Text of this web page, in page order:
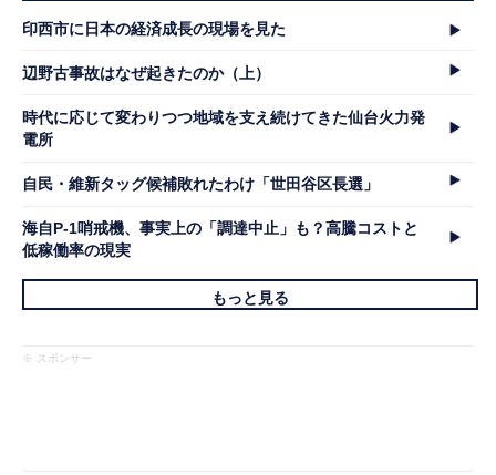
印西市に日本の経済成長の現場を見た
辺野古事故はなぜ起きたのか（上）
時代に応じて変わりつつ地域を支え続けてきた仙台火力発
電所
自民・維新タッグ候補敗れたわけ「世田谷区長選」
海自P-1哨戒機、事実上の「調達中止」も？高騰コストと
低稼働率の現実
もっと見る
※ スポンサー